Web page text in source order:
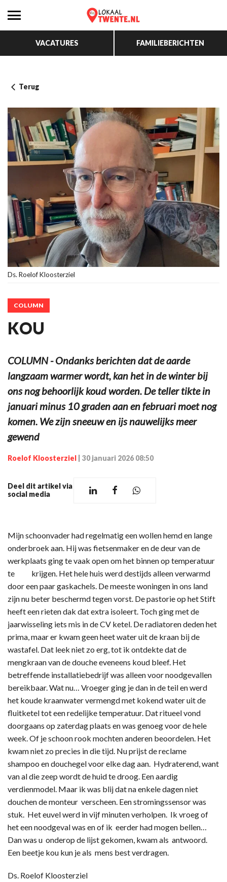
VACATURES FAMILIEBERICHTEN
Terug
Ds. Roelof Kloosterziel
COLUMN
KOU
COLUMN - Ondanks berichten dat de aarde
langzaam warmer wordt, kan het in de winter bij
ons nog behoorlijk koud worden. De teller tikte in
januari minus 10 graden aan en februari moet nog
komen. We zijn sneeuw en ijs nauwelijks meer
gewend
Roelof Kloosterziel 30 januari 2026 08:50
Deel dit artikel via
social media
Mijn schoonvader had regelmatig een wollen hemd en lange
onderbroek aan. Hij was fietsenmaker en de deur van de
werkplaats ging te vaak open om het binnen op temperatuur
te krijgen. Het hele huis werd destijds alleen verwarmd
door een paar gaskachels. De meeste woningen in ons land
zijn nu beter beschermd tegen vorst. De pastorie op het Stift
heeft een rieten dak dat extra isoleert. Toch ging met de
jaarwisseling iets mis in de CV ketel. De radiatoren deden het
prima, maar er kwam geen heet water uit de kraan bij de
wastafel. Dat leek niet zo erg, tot ik ontdekte dat de
mengkraan van de douche eveneens koud bleef. Het
betreffende installatiebedrijf was alleen voor noodgevallen
bereikbaar. Wat nu… Vroeger ging je dan in de teil en werd
het koude kraanwater vermengd met kokend water uit de
fluitketel tot een redelijke temperatuur. Dat ritueel vond
doorgaans op zaterdag plaats en was genoeg voor de hele
week. Of je schoon rook mochten anderen beoordelen. Het
kwam niet zo precies in die tijd. Nu prijst de reclame
shampoo en douchegel voor elke dag aan. Hydraterend, want
van al die zeep wordt de huid te droog. Een aardig
verdienmodel. Maar ik was blij dat na enkele dagen niet
douchen de monteur verscheen. Een stromingssensor was
stuk. Het euvel werd in vijf minuten verholpen. Ik vroeg of
het een noodgeval was en of ik eerder had mogen bellen…
Dan was u onderop de lijst gekomen, kwam als antwoord.
Een beetje kou kun je als mens best verdragen.
Ds. Roelof Kloosterziel